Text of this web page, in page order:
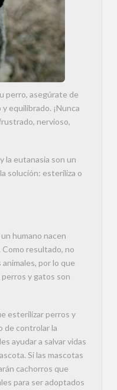
perro, asegúrate de
equilibrado. ¡Nunca
nervioso,
la eutanasia son un
solución: esteriliza o
humano nacen
resultado, no
por lo que
y gatos son
esterilizar perros y
de controlar la
ayudar a salvar vidas
Si las mascotas
cachorros que
para ser adoptados